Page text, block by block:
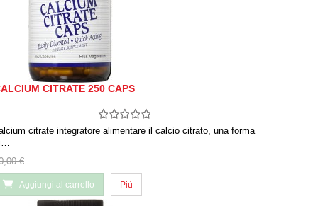
CITRATE 250 CAPS
citrate integratore alimentare il calcio citrato, una forma
€
Aggiungi al carrello Più